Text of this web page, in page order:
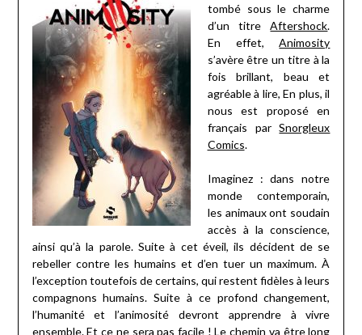
tombé sous le charme
d’un titreAftershock.
En effet,Animosity
s’avère être un titre à la
fois brillant, beau et
agréable à lire, En plus, il
nous est proposé en
français parSnorgleux
Comics.
Imaginez : dans notre
monde contemporain,
les animaux ont soudain
accès à la conscience,
ainsi qu’à la parole. Suite à cet éveil, ils décident de se
rebeller contre les humains et d’en tuer un maximum. À
l’exception toutefois de certains, qui restent fidèles à leurs
compagnons humains. Suite à ce profond changement,
l’humanité et l’animosité devront apprendre à vivre
ensemble. Et ce ne sera pas facile ! Le chemin va être long